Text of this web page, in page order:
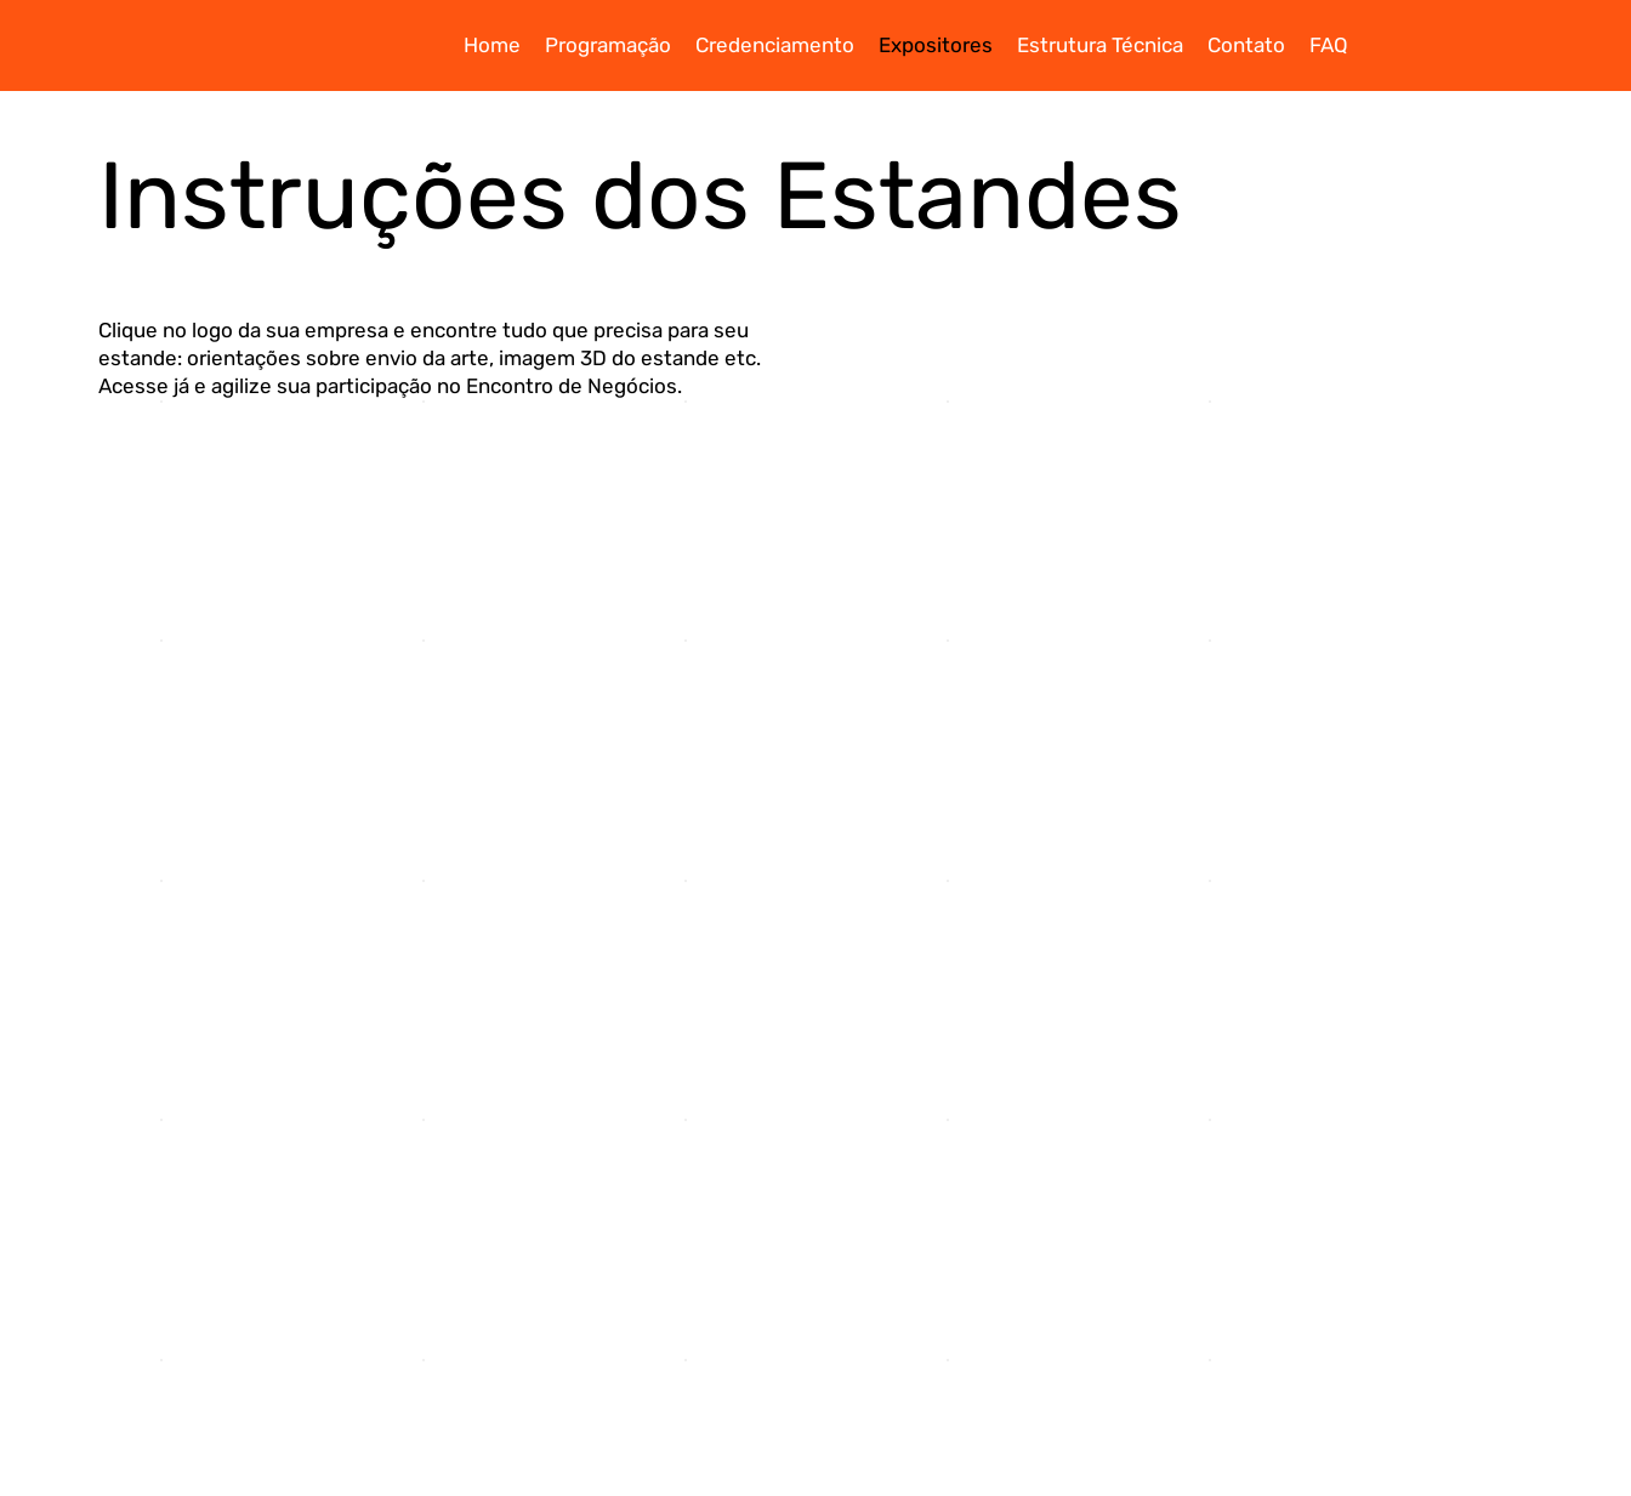
Home Programação Credenciamento Expositores Estrutura Técnica Contato FAQ
Instruções dos Estandes
Clique no logo da sua empresa e encontre tudo que precisa para seu
estande: orientações sobre envio da arte, imagem 3D do estande etc.
Acesse já e agilize sua participação no Encontro de Negócios.